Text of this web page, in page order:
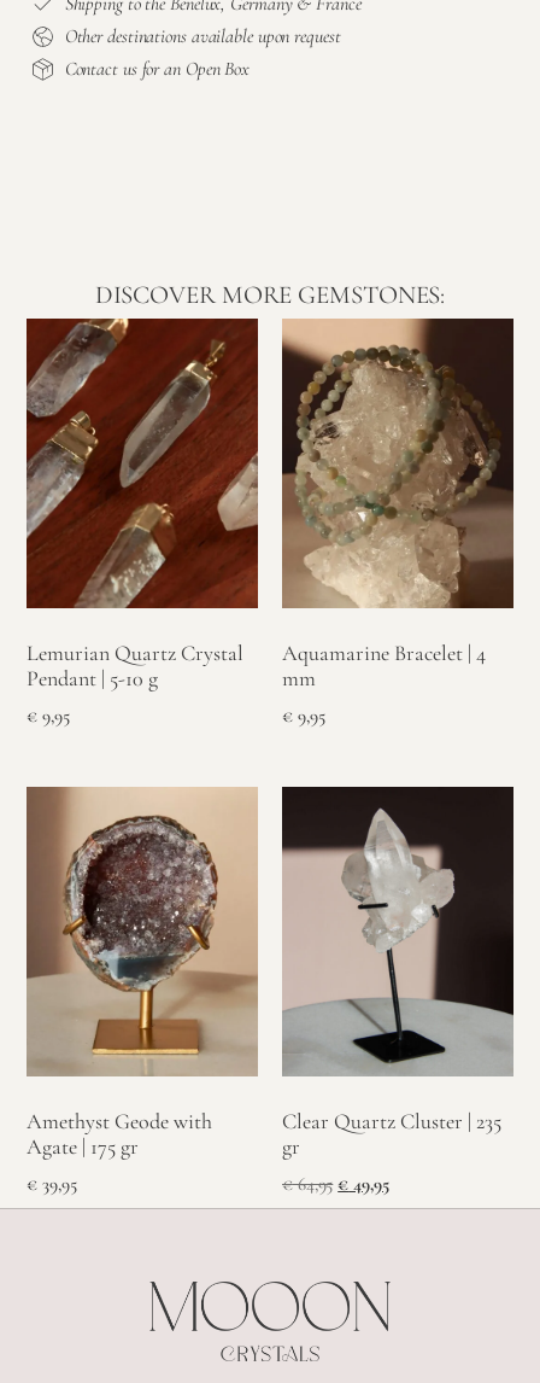
Other destinations available upon request
Contact us for an Open Box
DISCOVER MORE GEMSTONES:
Lemurian Quartz Crystal
Pendant | 5-10 g
€ 9,95
Aquamarine Bracelet | 4
mm
€9,95
Amethyst Geode with
Agate | 175 gr
€ 39,95
Clear Quartz Cluster | 235
gr
€64,95 € 49,95